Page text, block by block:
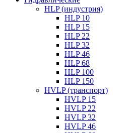
HLP (индустрия)
HLP 10
HLP 15
HLP 22
HLP 32
HLP 46
HLP 68
HLP 100
HLP 150
HVLP (транспорт)
HVLP 15
HVLP 22
HVLP 32
HVLP 46